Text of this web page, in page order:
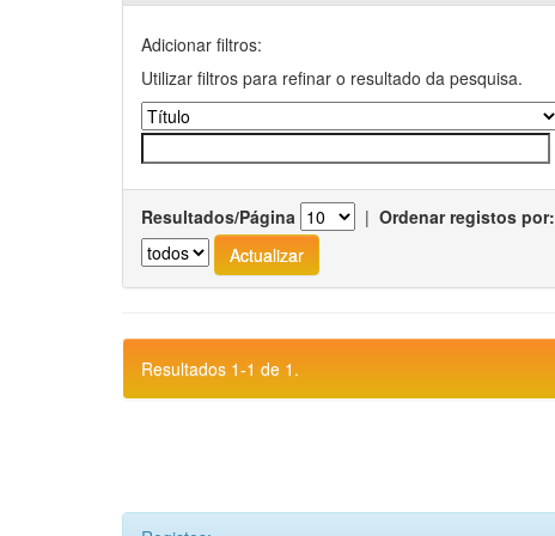
Adicionar filtros:
Utilizar filtros para refinar o resultado da pesquisa.
Resultados/Página | Ordenar registos por:
Resultados 1-1 de 1.